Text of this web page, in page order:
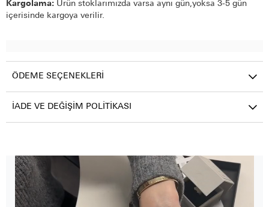
Kargolama: Ürün stoklarımızda varsa aynı gün,yoksa 3-5 gün
içerisinde kargoya verilir.
ÖDEME SEÇENEKLERI
İADE VE DEĞIŞIM POLITIKASI